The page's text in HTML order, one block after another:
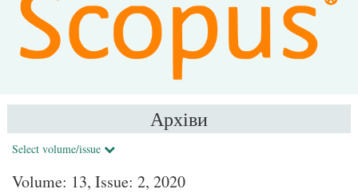
Архіви
Select volume/issue
Volume: 13, Issue: 2, 2020